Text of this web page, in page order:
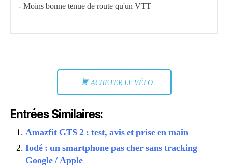
Moins bonne tenue de route qu'un VTT
ACHETER LE VÉLO
Entrées Similaires:
Amazfit GTS 2 : test, avis et prise en main
Iodé : un smartphone pas cher sans tracking
Google / Apple